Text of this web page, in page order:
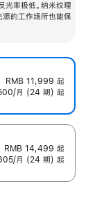
光率极低。纳米纹理
源的工作场所也能保
RMB 11,999 起
月 (24 期) 起
RMB 14,499 起
月 (24 期) 起